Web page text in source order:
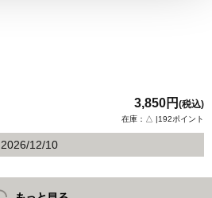
3,850円 (税込)
在庫：△ |192ポイント
2026/12/10